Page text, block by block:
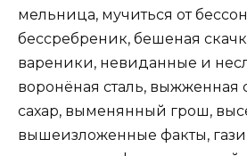
мельница, мучиться от
бессребреник, бешеная
вареники, невиданные и
воронёная сталь, выжженная
сахар, выменянный грош,
вышеизложенные факты,